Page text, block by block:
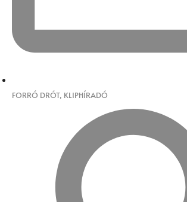
FORRÓ DRÓT, KLIPHÍRADÓ